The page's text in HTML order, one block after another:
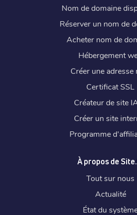
Nom de domaine
Réserver un nom de
Acheter nom de
Hébergement
Créer une adresse
Certificat SSL
Créateur de site
Créer un site
Programme
À propos de
Tout sur nous
Actualité
État du